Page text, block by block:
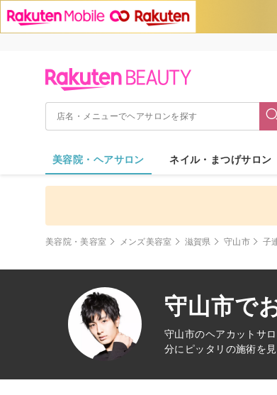
美容院・ヘアサロン ネイル・まつげサロン
美容院・美容室 メンズ美容室 滋賀県 守山市 子
守山市で
守山市のヘアカット サ
分にピッタリの施術を